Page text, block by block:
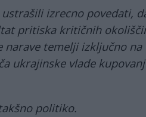
izrecno povedati,
pritiska kritičnih
narave temelji izključno
ukrajinske vlade
politiko.